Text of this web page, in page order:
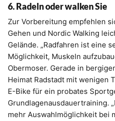
6. Radeln oder walken Sie
Zur Vorbereitung empfehlen
Gehen und Nordic Walking
Gelände. „Radfahren ist eine
Möglichkeit, Muskeln
Obermoser. Gerade in
Heimat Radstadt mit wenigen
E-Bike für ein probates
Grundlagenausdauertraining.
mehr Auswahlmöglichkeit bei